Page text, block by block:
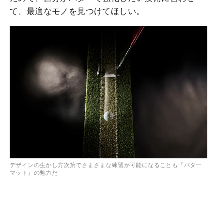
て、最適なモノを見つけてほしい。
デザインの生かし方次第でさまざまな練習が可能になることも『パター
マット』の魅力だ